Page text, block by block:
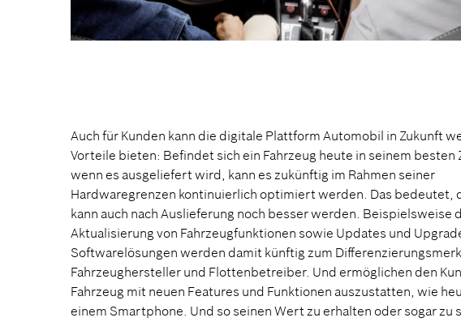
Auch für Kunden kann die digitale Plattform Automobil in Zukunft
Vorteile bieten: Befindet sich ein Fahrzeug heute in seinem besten
wenn es ausgeliefert wird, kann es zukünftig im Rahmen seiner
Hardwaregrenzen kontinuierlich optimiert werden. Das bedeutet,
kann auch nach Auslieferung noch besser werden. Beispielsweise
Aktualisierung von Fahrzeugfunktionen sowie Updates und
Softwarelösungen werden damit künftig zum
Fahrzeughersteller und Flottenbetreiber. Und ermöglichen den
Fahrzeug mit neuen Features und Funktionen auszustatten, wie
einem Smartphone. Und so seinen Wert zu erhalten oder sogar zu